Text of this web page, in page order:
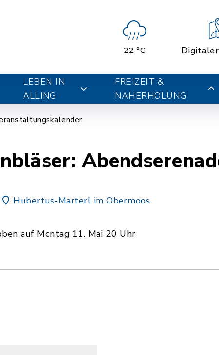
22 °C
LEBEN IN
ALLING
FREIZEIT &
NAHERHOLUNG
Hubertus-Marterl im Obermoos
auf Montag 11. Mai 20 Uhr